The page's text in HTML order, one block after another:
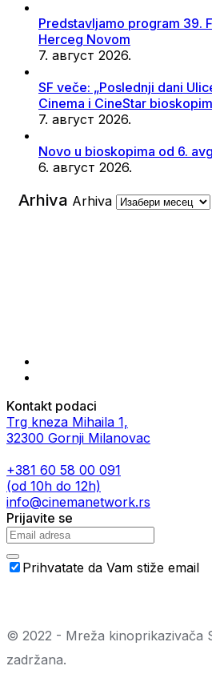
Predstavljamo program 39.
Herceg Novom
7. август 2026.
SF veče: „Poslednji dani
Cinema i CineStar
7. август 2026.
Novo u bioskopima od 6.
6. август 2026.
Arhiva Arhiva
Kontakt podaci
Trg kneza Mihaila 1,
32300 Gornji Milanovac
+381 60 58 00 091
(od 10h do 12h)
info@cinemanetwork.rs
Prijavite se
Prihvatate da Vam stiže email
© 2022 - Mreža kinoprikazivača
zadržana.